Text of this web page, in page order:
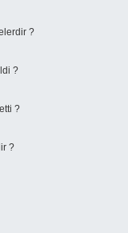
?
?
?
?